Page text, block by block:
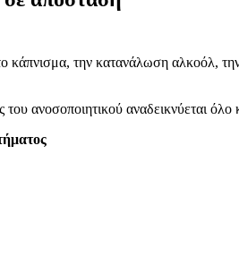
κάπνισμα, την κατανάλωση αλκοόλ,
του ανοσοποιητικού αναδεικνύεται